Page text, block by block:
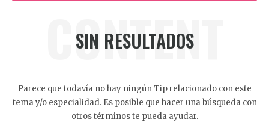
CONTENT
SIN RESULTADOS
Parece que todavía no hay ningún Tip relacionado con este
tema y/o especialidad. Es posible que hacer una búsqueda con
otros términos te pueda ayudar.